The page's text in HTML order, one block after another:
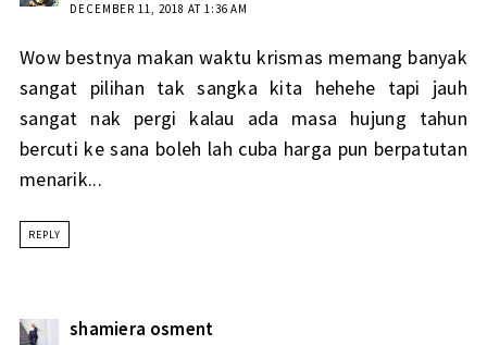
DECEMBER 11, 2018 AT 1:36 AM
Wow bestnya makan waktu krismas memang banyak
sangat pilihan tak sangka kita hehehe tapi jauh
sangat nak pergi kalau ada masa hujung tahun
bercuti ke sana boleh lah cuba harga pun berpatutan
menarik...
REPLY
shamiera osment